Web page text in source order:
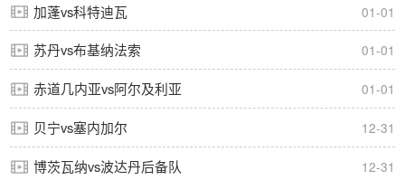
加蓬vs科特迪瓦 01-01
苏丹vs布基纳法索 01-01
赤道几内亚vs阿尔及利亚 01-01
贝宁vs塞内加尔 12-31
博茨瓦纳vs波达丹后备队 12-31